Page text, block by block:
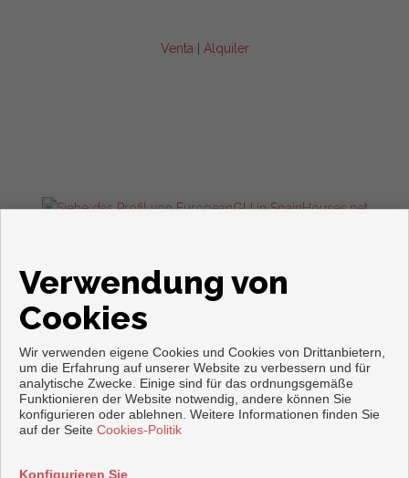
Venta Alquiler
Copyright © 2026. Alle Rechte vorbehalten.
Aviso legal|datenschutzgesetz
Verwendung von
Cookies
Wir verwenden eigene Cookies und Cookies von Drittanbietern,
um die Erfahrung auf unserer Website zu verbessern und für
analytische Zwecke. Einige sind für das ordnungsgemäße
Funktionieren der Website notwendig, andere können Sie
konfigurieren oder ablehnen. Weitere Informationen finden Sie
auf der Seite Cookies-Politik
Konfigurieren Sie